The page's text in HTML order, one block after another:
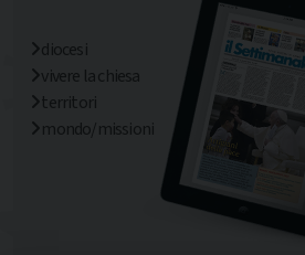
diocesi
vivere la chiesa
territori
mondo/missioni